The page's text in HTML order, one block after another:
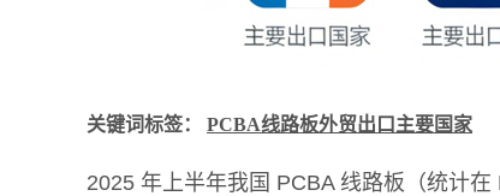
关键词标签： PCBA线路板外贸出口主要国家
2025 年上半年我国 PCBA 线路板（统计